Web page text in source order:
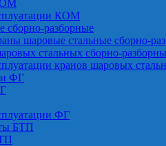
КОМ
сборно-разборные
шаровые стальные сборно-
стальных сборно-
кранов шаровых
ФГ
ФГ
БТП